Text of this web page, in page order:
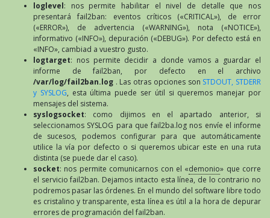
loglevel: nos permite habilitar el nivel de detalle que nos
presentará fail2ban: eventos críticos («CRITICAL»), de error
(«ERROR»), de advertencia («WARNING»), nota («NOTICE»),
informativo («INFO»), depuración («DEBUG»). Por defecto está en
«INFO», cambiad a vuestro gusto.
logtarget: nos permite decidir a donde vamos a guardar el
informe de fail2ban, por defecto en el archivo
/var/log/fail2ban.log . Las otras opciones son STDOUT, STDERR
y SYSLOG, esta última puede ser útil si queremos manejar por
mensajes del sistema.
syslogsocket: como dijimos en el apartado anterior, si
seleccionamos SYSLOG para que fail2ba.log nos envíe el informe
de sucesos, podemos configurar para que automáticamente
utilice la vía por defecto o si queremos ubicar este en una ruta
distinta (se puede dar el caso).
socket: nos permite comunicarnos con el «demonio» que corre
el servicio fail2ban. Dejamos intacto esta línea, de lo contrario no
podremos pasar las órdenes. En el mundo del software libre todo
es cristalino y transparente, esta línea es útil a la hora de depurar
errores de programación del fail2ban.